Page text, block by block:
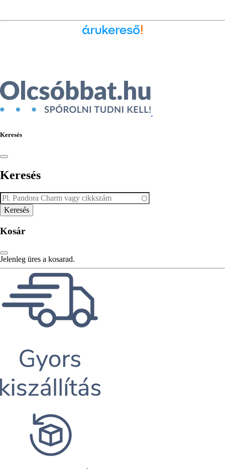
Keresés
Keresés
Kosár
Jelenleg üres a kosarad.